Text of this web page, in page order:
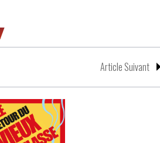
Article Suivant